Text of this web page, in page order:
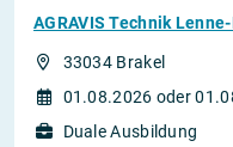
AGRAVIS Technik
33034 Brakel
01.08.2026 oder
Duale Ausbildung